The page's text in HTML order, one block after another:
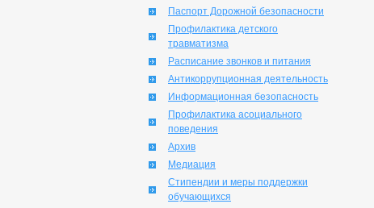
Паспорт Дорожной безопасности
Профилактика детского
травматизма
Расписание звонков и питания
Антикоррупционная деятельность
Информационная безопасность
Профилактика асоциального
поведения
Архив
Медиация
Стипендии и меры поддержки
обучающихся